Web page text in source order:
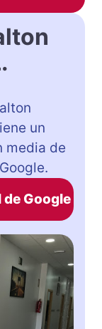
un
media de
de Google